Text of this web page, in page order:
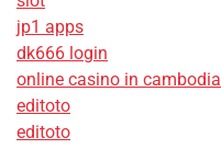
jp1 apps
dk666 login
online casino in cambodia
editoto
editoto